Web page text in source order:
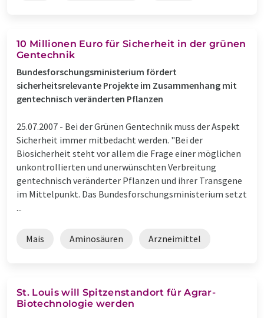
10 Millionen Euro für Sicherheit in der grünen
Gentechnik
Bundesforschungsministerium fördert
sicherheitsrelevante Projekte im Zusammenhang mit
gentechnisch veränderten Pflanzen
25.07.2007 - Bei der Grünen Gentechnik muss der Aspekt
Sicherheit immer mitbedacht werden. "Bei der
Biosicherheit steht vor allem die Frage einer möglichen
unkontrollierten und unerwünschten Verbreitung
gentechnisch veränderter Pflanzen und ihrer Transgene
im Mittelpunkt. Das Bundesforschungsministerium setzt
...
Mais Aminosäuren Arzneimittel
St. Louis will Spitzenstandort für Agrar-
Biotechnologie werden